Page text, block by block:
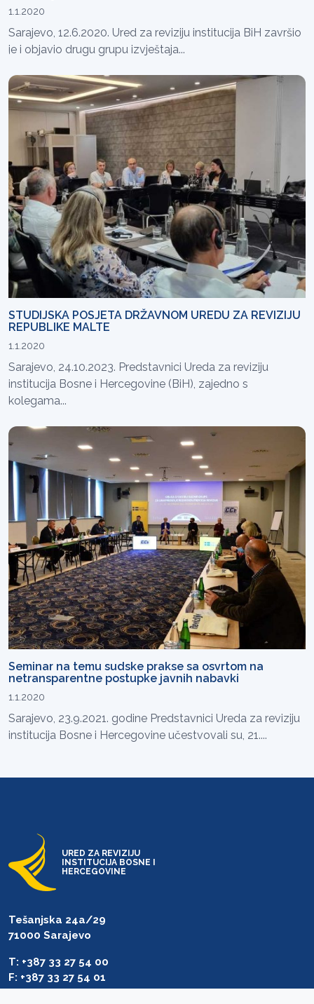
1.1.2020
Sarajevo, 12.6.2020. Ured za reviziju institucija BiH završio
je i objavio drugu grupu izvještaja...
STUDIJSKA POSJETA DRŽAVNOM UREDU ZA REVIZIJU
REPUBLIKE MALTE
1.1.2020
Sarajevo, 24.10.2023. Predstavnici Ureda za reviziju
institucija Bosne i Hercegovine (BiH), zajedno s
kolegama...
Seminar na temu sudske prakse sa osvrtom na
netransparentne postupke javnih nabavki
1.1.2020
Sarajevo, 23.9.2021. godine Predstavnici Ureda za reviziju
institucija Bosne i Hercegovine učestvovali su, 21....
URED ZA REVIZIJU
INSTITUCIJA BOSNE I
HERCEGOVINE
Tešanjska 24a/29
71000 Sarajevo
T: +387 33 27 54 00
F: +387 33 27 54 01